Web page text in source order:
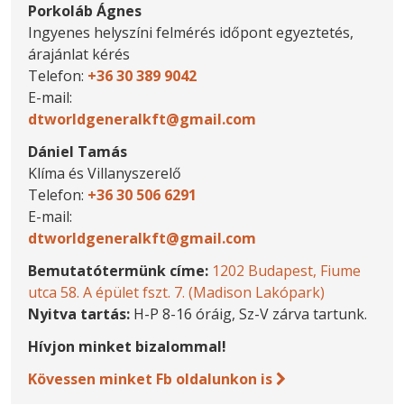
Porkoláb Ágnes
Ingyenes helyszíni felmérés időpont egyeztetés,
árajánlat kérés
Telefon: +36 30 389 9042
E-mail:
dtworldgeneralkft@gmail.com
Dániel Tamás
Klíma és Villanyszerelő
Telefon: +36 30 506 6291
E-mail:
dtworldgeneralkft@gmail.com
Bemutatótermünk címe: 1202 Budapest, Fiume
utca 58. A épület fszt. 7. (Madison Lakópark)
Nyitva tartás: H-P 8-16 óráig, Sz-V zárva tartunk.
Hívjon minket bizalommal!
Kövessen minket Fb oldalunkon is